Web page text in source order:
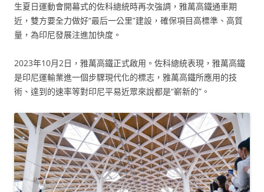
生夏日運動會開幕式的佐科總統時再次強調，雅萬高鐵通車期
近，雙方要全力做好“最后一公里”建設，確保項目高標準、高質
量，為印尼發展注進加快度。
2023年10月2日，雅萬高鐵正式啟用。佐科總統表現，雅萬高鐵
是印尼運輸業進一個步驟現代化的標志，雅萬高鐵所應用的技
術、達到的速率等對印尼平易近眾來說都是“嶄新的”。